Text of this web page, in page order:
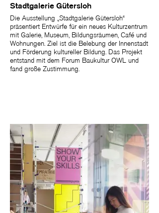
Stadtgalerie Gütersloh
Die Ausstellung „Stadtgalerie Gütersloh“
präsentiert Entwürfe für ein neues Kulturzentrum
mit Galerie, Museum, Bildungsräumen, Café und
Wohnungen. Ziel ist die Belebung der Innenstadt
und Förderung kultureller Bildung. Das Projekt
entstand mit dem Forum Baukultur OWL und
fand große Zustimmung.